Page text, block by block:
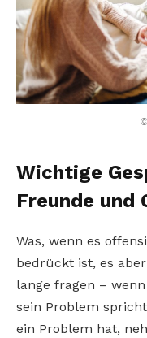
Wichtige
Freunde und
Was, wenn es
bedrückt ist, es
lange fragen –
sein Problem
ein Problem hat,